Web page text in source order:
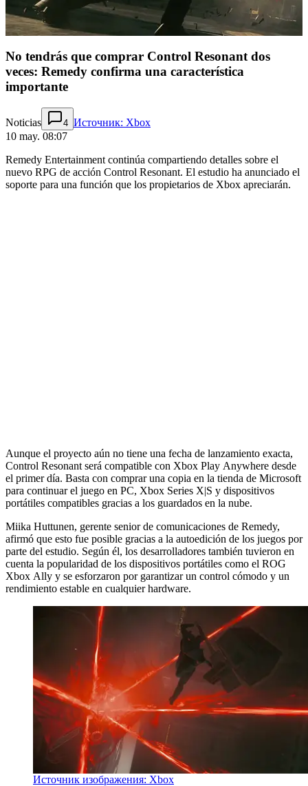
No tendrás que comprar Control Resonant dos
veces: Remedy confirma una característica
importante
Noticias 4 Источник: Xbox
10 may. 08:07
Remedy Entertainment continúa compartiendo detalles sobre el
nuevo RPG de acción Control Resonant. El estudio ha anunciado el
soporte para una función que los propietarios de Xbox apreciarán.
Aunque el proyecto aún no tiene una fecha de lanzamiento exacta,
Control Resonant será compatible con Xbox Play Anywhere desde
el primer día. Basta con comprar una copia en la tienda de Microsoft
para continuar el juego en PC, Xbox Series X|S y dispositivos
portátiles compatibles gracias a los guardados en la nube.
Miika Huttunen, gerente senior de comunicaciones de Remedy,
afirmó que esto fue posible gracias a la autoedición de los juegos por
parte del estudio. Según él, los desarrolladores también tuvieron en
cuenta la popularidad de los dispositivos portátiles como el ROG
Xbox Ally y se esforzaron por garantizar un control cómodo y un
rendimiento estable en cualquier hardware.
Источник изображения: Xbox